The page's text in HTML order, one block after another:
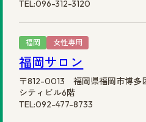
TEL:096-312-3120
福岡 女性専用
福岡サロン
〒812-0013 福岡県福岡市博多
シティビル6階
TEL:092-477-8733